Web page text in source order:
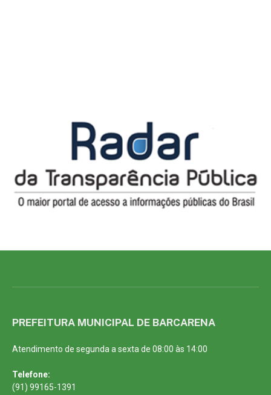
PREFEITURA MUNICIPAL DE BARCARENA
Atendimento de segunda a sexta de 08:00 às 14:00
Telefone:
(91) 99165-1391